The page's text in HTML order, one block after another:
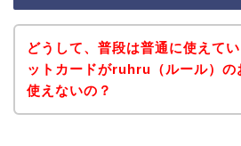
どうして、普段は普通に使えて
ットカードがruhru（ルール）の
使えないの？